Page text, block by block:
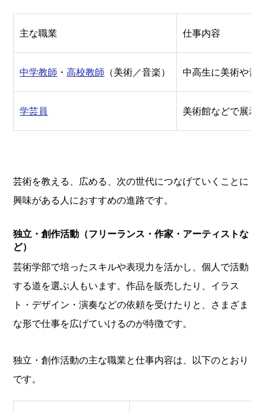
主な職業 仕事内容
中学教師 ・高校教師 （美術／音楽） 中高生に美術や音
学芸員 美術館などで展示
芸術を教える、広める、次の世代につなげていくことに
興味がある人におすすめの進路です。
独立・創作活動（フリーランス・作家・アーティストな
ど）
芸術学部で培ったスキルや表現力を活かし、個人で活動
する道を選ぶ人もいます。作品を販売したり、イラス
ト・デザイン・演奏などの依頼を受けたりと、さまざま
な形で仕事を広げていけるのが特徴です。
独立・創作活動の主な職業と仕事内容は、以下のとおり
です。